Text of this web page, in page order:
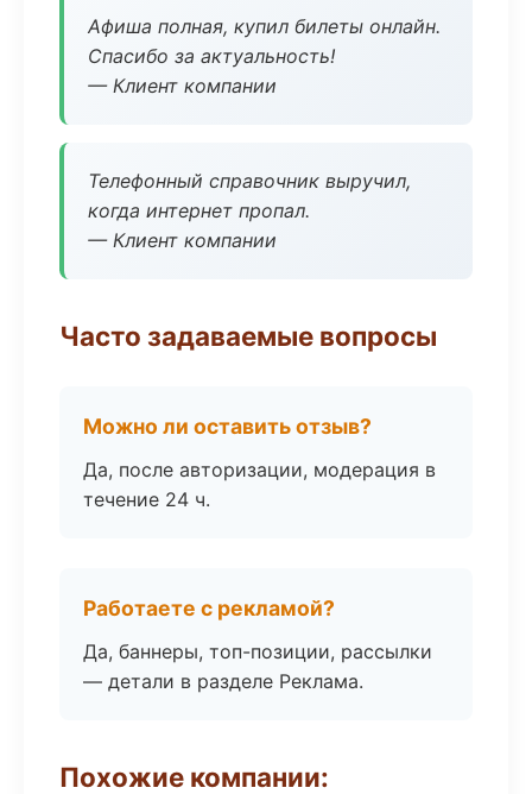
Афиша полная, купил билеты онлайн.
Спасибо за актуальность!
— Клиент компании
Телефонный справочник выручил,
когда интернет пропал.
— Клиент компании
Часто задаваемые вопросы
Можно ли оставить отзыв?
Да, после авторизации, модерация в
течение 24 ч.
Работаете с рекламой?
Да, баннеры, топ-позиции, рассылки
— детали в разделе Реклама.
Похожие компании: